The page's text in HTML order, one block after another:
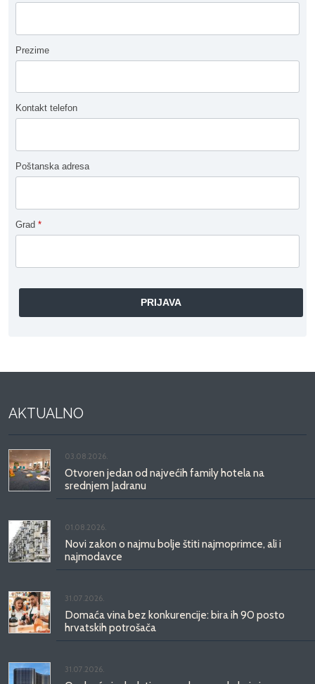
Prezime
Kontakt telefon
Poštanska adresa
Grad *
AKTUALNO
03.08.2026.
Otvoren jedan od najvećih family hotela na
srednjem Jadranu
01.08.2026.
Novi zakon o najmu bolje štiti najmoprimce, ali i
najmodavce
31.07.2026.
Domaća vina bez konkurencije: bira ih 90 posto
hrvatskih potrošača
31.07.2026.